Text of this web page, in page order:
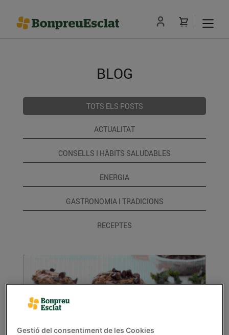
BLOG
TOTS ELS POSTS
ACTUALITAT
CONSELLS I HÀBITS SALUDABLES
ENERGIA
GASTRONOMIA I TRADICIONS
RECEPTES
Gestió del consentiment de les Cookies